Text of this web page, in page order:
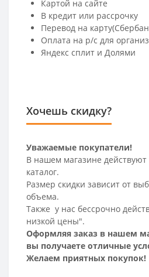
Картой на сайте
В кредит или рассрочку
Перевод на
Оплата на р/c для
Яндекс сплит и Долями
Хочешь скидку?
Уважаемые покупатели!
В нашем магазине действуют
каталог.
Размер скидки зависит от
объема.
Также у нас бессрочно
низкой цены".
Оформляя заказ в нашем
вы получаете отличные
Желаем приятных покупок!